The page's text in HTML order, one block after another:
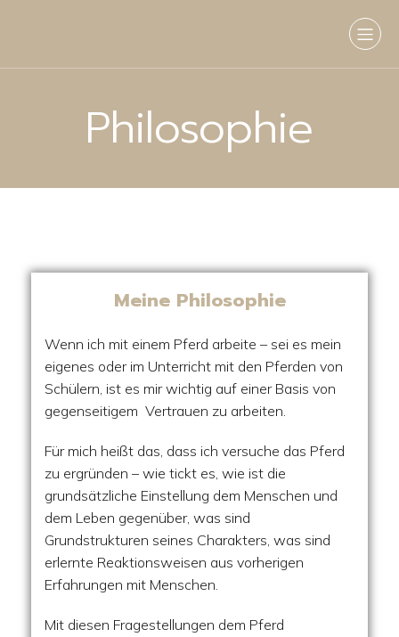
Philosophie
Meine Philosophie
Wenn ich mit einem Pferd arbeite – sei es mein
eigenes oder im Unterricht mit den Pferden von
Schülern, ist es mir wichtig auf einer Basis von
gegenseitigem Vertrauen zu arbeiten.
Für mich heißt das, dass ich versuche das Pferd
zu ergründen – wie tickt es, wie ist die
grundsätzliche Einstellung dem Menschen und
dem Leben gegenüber, was sind
Grundstrukturen seines Charakters, was sind
erlernte Reaktionsweisen aus vorherigen
Erfahrungen mit Menschen.
Mit diesen Fragestellungen dem Pferd